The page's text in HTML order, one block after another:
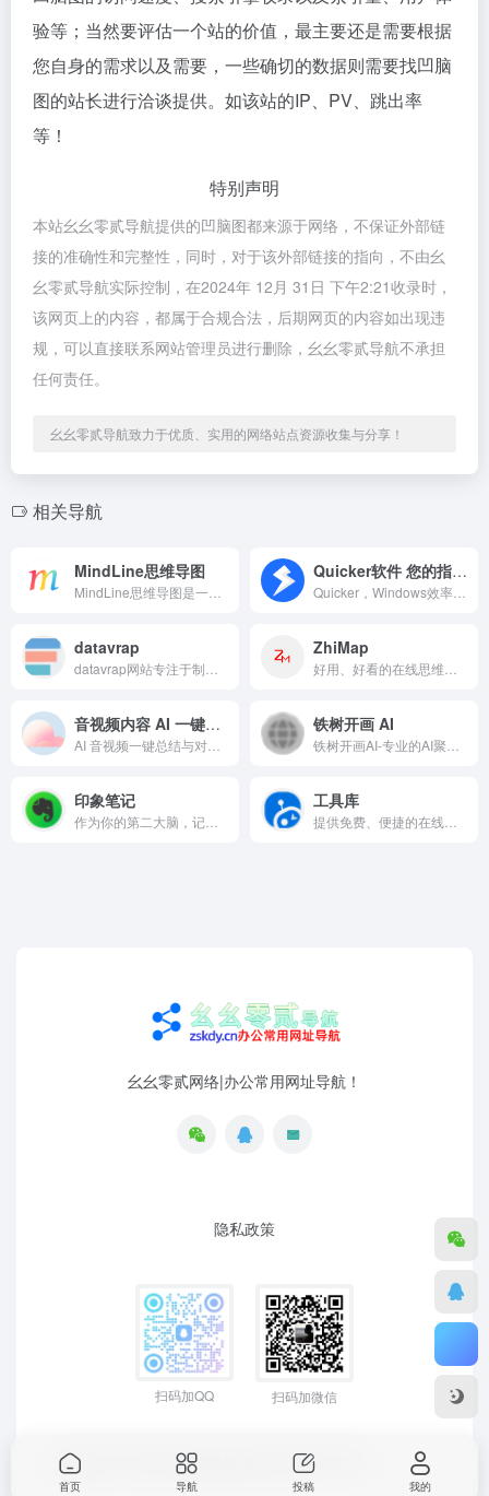
验等；当然要评估一个站的价值，最主要还是需要根据
您自身的需求以及需要，一些确切的数据则需要找凹脑
图的站长进行洽谈提供。如该站的IP、PV、跳出率
等！
特别声明
本站幺幺零贰导航提供的凹脑图都来源于网络，不保证外部链
接的准确性和完整性，同时，对于该外部链接的指向，不由幺
幺零贰导航实际控制，在2024年 12月 31日 下午2:21收录时，
该网页上的内容，都属于合规合法，后期网页的内容如出现违
规，可以直接联系网站管理员进行删除，幺幺零贰导航不承担
任何责任。
幺幺零贰导航致力于优质、实用的网络站点资源收集与分享！
相关导航
MindLine思维导图 Quicker软件 您的指尖工具箱
datavrap ZhiMap
音视频内容 AI 一键总结丨BibiGPT 学习助理 铁树开画 AI
印象笔记 工具库
幺幺零贰网络|办公常用网址导航！
隐私政策
扫码加QQ 扫码加微信
Copyright © 2026 幺幺零贰导航 粤ICP备19129477号-1
首页 导航 投稿 我的